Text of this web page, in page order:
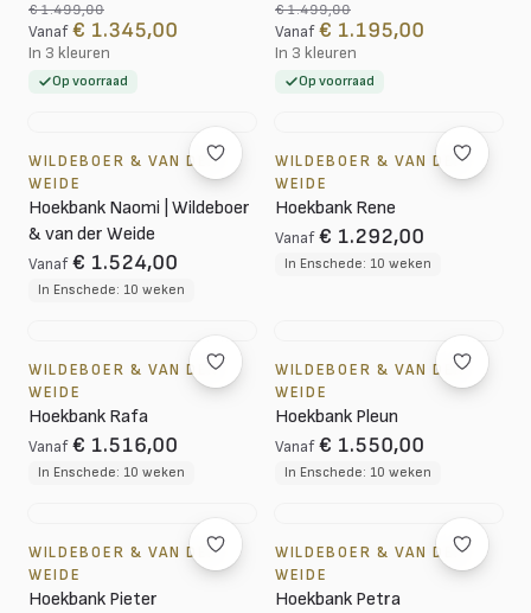
€ 1.499,00
Vanaf € 1.345,00
In 3 kleuren
Op voorraad
€ 1.499,00
Vanaf € 1.195,00
In 3 kleuren
Op voorraad
WILDEBOER & VAN DER
WEIDE
Hoekbank Naomi | Wildeboer
& van der Weide
Vanaf € 1.524,00
In Enschede: 10 weken
WILDEBOER & VAN DER
WEIDE
Hoekbank Rene
Vanaf € 1.292,00
In Enschede: 10 weken
WILDEBOER & VAN DER
WEIDE
Hoekbank Rafa
Vanaf € 1.516,00
In Enschede: 10 weken
WILDEBOER & VAN DER
WEIDE
Hoekbank Pleun
Vanaf € 1.550,00
In Enschede: 10 weken
WILDEBOER & VAN DER
WEIDE
Hoekbank Pieter
WILDEBOER & VAN DER
WEIDE
Hoekbank Petra